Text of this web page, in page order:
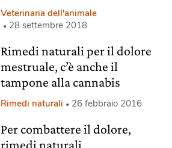
Veterinaria dell'animale
28 settembre 2018
Rimedi naturali per il dolore
mestruale, c’è anche il
tampone alla cannabis
Rimedi naturali 26 febbraio 2016
Per combattere il dolore,
rimedi naturali